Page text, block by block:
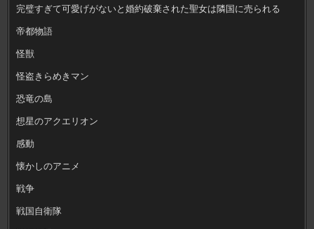
完璧すぎて可愛げがないと婚約破棄された聖女は隣国に売られる
帝都物語
怪獣
怪盗きらめきマン
恐竜の島
想星のアクエリオン
感動
懐かしのアニメ
戦争
戦国自衛隊